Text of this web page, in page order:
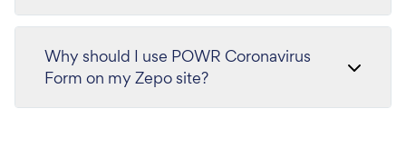
Why should I use POWR Coronavirus
Form on my Zepo site?